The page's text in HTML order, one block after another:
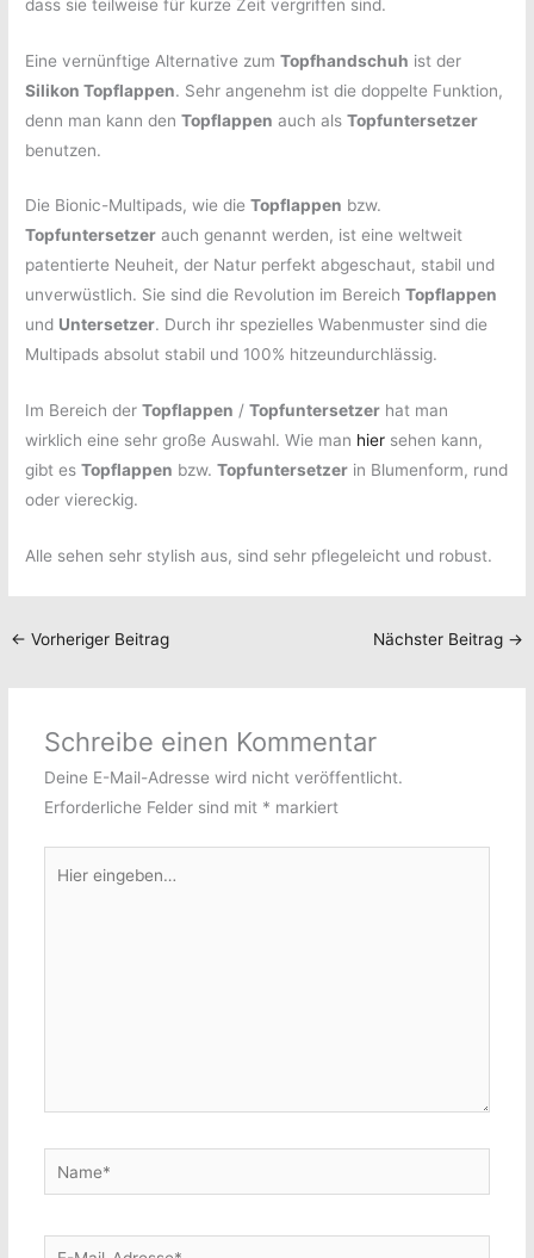
dass sie teilweise für kurze Zeit vergriffen sind.
Eine vernünftige Alternative zumTopfhandschuh ist der
Silikon Topflappen. Sehr angenehm ist die doppelte Funktion,
denn man kann denTopflappen auch alsTopfuntersetzer
benutzen.
Die Bionic-Multipads, wie dieTopflappen bzw.
Topfuntersetzer auch genannt werden, ist eine weltweit
patentierte Neuheit, der Natur perfekt abgeschaut, stabil und
unverwüstlich. Sie sind die Revolution im BereichTopflappen
und Untersetzer. Durch ihr spezielles Wabenmuster sind die
Multipads absolut stabil und 100% hitzeundurchlässig.
Im Bereich derTopflappen /Topfuntersetzer hat man
wirklich eine sehr große Auswahl. Wie man hier sehen kann,
gibt esTopflappen bzw.Topfuntersetzer in Blumenform, rund
oder viereckig.
Alle sehen sehr stylish aus, sind sehr pflegeleicht und robust.
← Vorheriger Beitrag Nächster Beitrag →
Schreibe einen Kommentar
Deine E-Mail-Adresse wird nicht veröffentlicht.
Erforderliche Felder sind mit * markiert
eingeben…
Name*
E-